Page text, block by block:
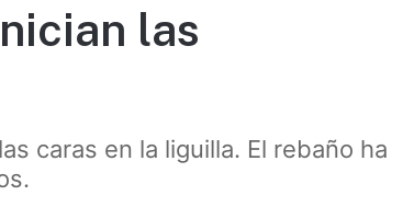
las
caras en la liguilla. El rebaño ha